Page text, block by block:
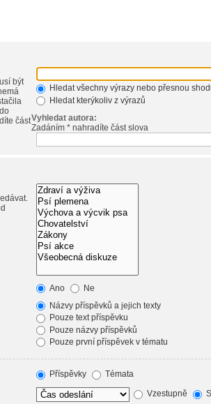
být
část
Hledat všechny výrazy nebo přesnou
Hledat kterýkoliv z výrazů
Vyhledat autora:
Zadáním * nahradíte část slova
Ano
Ne
Názvy příspěvků a jejich texty
Pouze text příspěvku
Pouze názvy příspěvků
Pouze první příspěvek v tématu
Příspěvky
Témata
Vzestupně